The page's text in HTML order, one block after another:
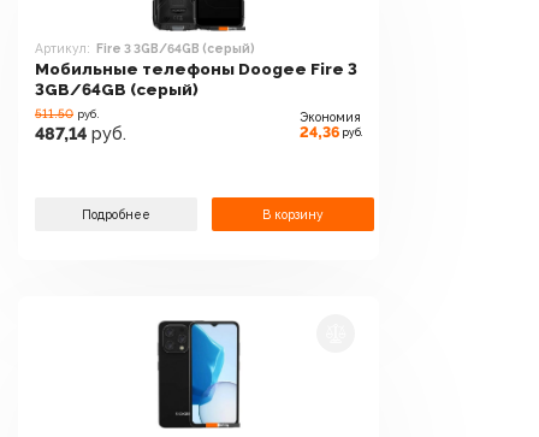
Артикул: Fire 3 3GB/64GB (серый)
Мобильные телефоны Doogee Fire 3
3GB/64GB (серый)
511.50 руб.
487,14 руб.
Экономия
24,36 руб.
Подробнее В корзину